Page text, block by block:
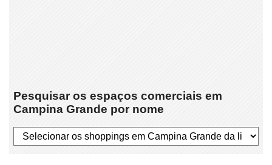
Pesquisar os espaços comerciais em
Campina Grande por nome